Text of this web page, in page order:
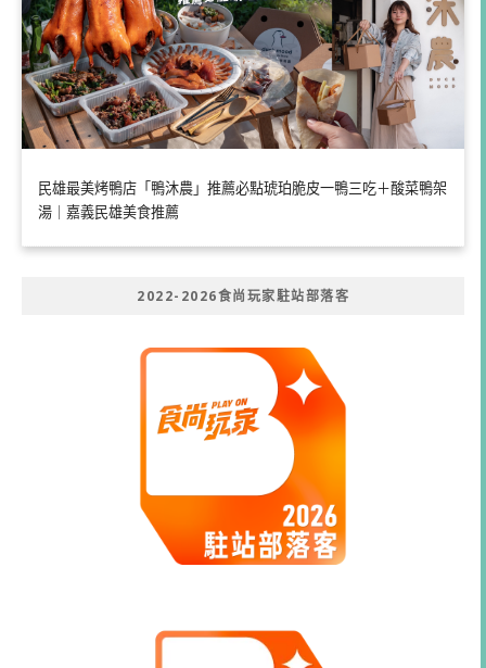
民雄最美烤鴨店「鴨沐農」推薦必點琥珀脆皮一鴨三吃＋酸菜鴨架
湯｜嘉義民雄美食推薦
2022-2026食尚玩家駐站部落客